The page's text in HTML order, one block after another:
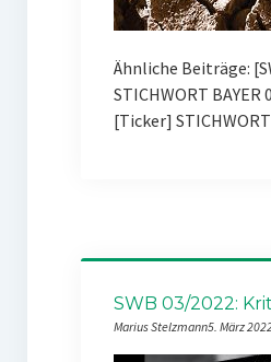
Ähnliche Beiträge:
STICHWORT
[Ticker]
SWB 03/2022:
Marius Stelzmann5. März